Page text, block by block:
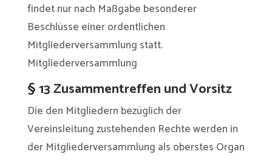
findet nur nach Maßgabe besonderer
Beschlüsse einer ordentlichen
Mitgliederversammlung statt.
Mitgliederversammlung
§ 13 Zusammentreffen und Vorsitz
Die den Mitgliedern bezüglich der
Vereinsleitung zustehenden Rechte werden in
der Mitgliederversammlung als oberstes Organ